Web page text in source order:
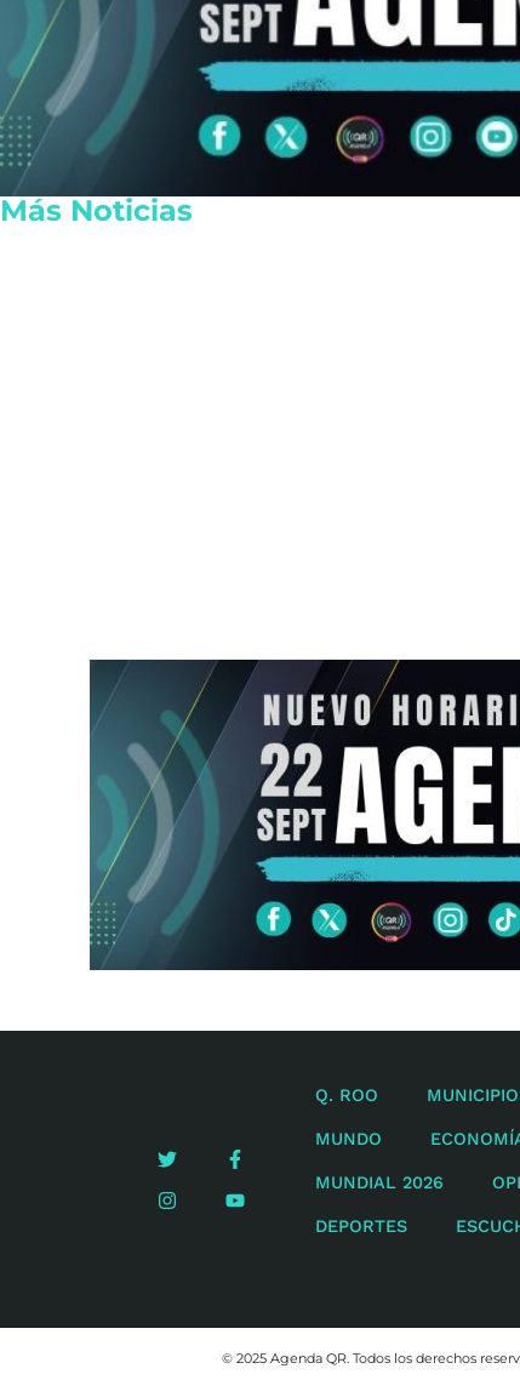
Más Noticias
Q. ROO
MUNDO
MUNDIAL 2026
DEPORTES
© 2025 Agenda QR. Todos los derechos